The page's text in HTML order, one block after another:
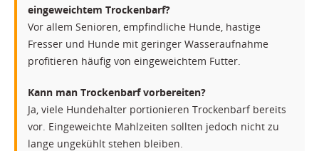
eingeweichtem Trockenbarf?
Vor allem Senioren, empfindliche Hunde, hastige
Fresser und Hunde mit geringer Wasseraufnahme
profitieren häufig von eingeweichtem Futter.
Kann man Trockenbarf vorbereiten?
Ja, viele Hundehalter portionieren Trockenbarf bereits
vor. Eingeweichte Mahlzeiten sollten jedoch nicht zu
lange ungekühlt stehen bleiben.